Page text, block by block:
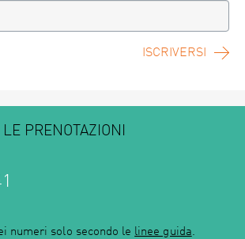
ISCRIVERSI
PRENOTAZIONI
numeri solo secondo le linee guida.